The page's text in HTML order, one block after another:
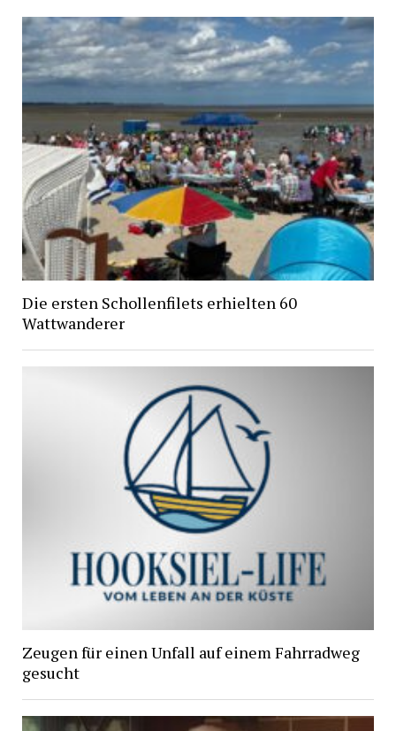
Die ersten Schollenfilets erhielten 60
Wattwanderer
Zeugen für einen Unfall auf einem Fahrradweg
gesucht